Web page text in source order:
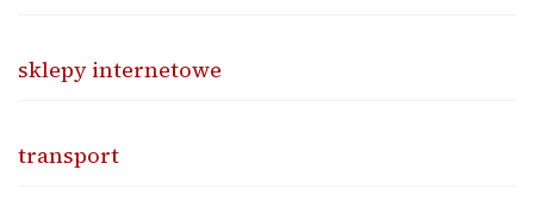
sklepy internetowe
transport